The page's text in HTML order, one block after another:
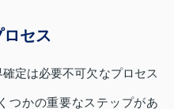
セス
定は必要不可欠なプロセス
つかの重要なステップがあ